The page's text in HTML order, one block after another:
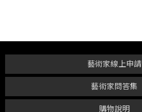
購物說明
藝術家問答集
藝術家線上申請